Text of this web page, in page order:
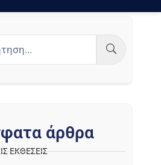
φατα άρθρα
ΕΚΘΕΣΕΙΣ